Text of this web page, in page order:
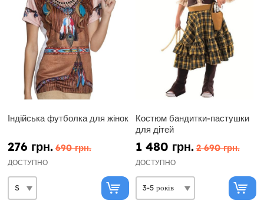
Індійська футболка для жінок
276 грн. 690 грн.
ДОСТУПНО
Костюм бандитки-пастушки
для дітей
1 480 грн. 2 690 грн.
ДОСТУПНО